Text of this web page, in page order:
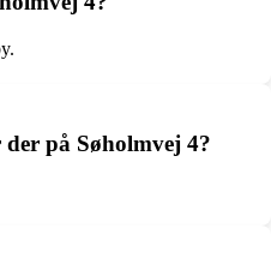
på Søholmvej 4?